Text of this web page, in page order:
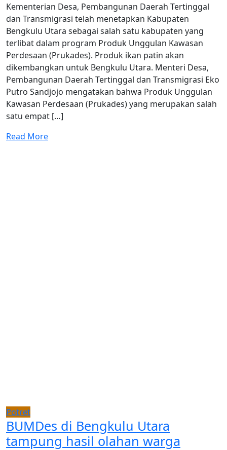
Kementerian Desa, Pembangunan Daerah Tertinggal
dan Transmigrasi telah menetapkan Kabupaten
Bengkulu Utara sebagai salah satu kabupaten yang
terlibat dalam program Produk Unggulan Kawasan
Perdesaan (Prukades). Produk ikan patin akan
dikembangkan untuk Bengkulu Utara. Menteri Desa,
Pembangunan Daerah Tertinggal dan Transmigrasi Eko
Putro Sandjojo mengatakan bahwa Produk Unggulan
Kawasan Perdesaan (Prukades) yang merupakan salah
satu empat […]
Read More
Potret
BUMDes di Bengkulu Utara
tampung hasil olahan warga